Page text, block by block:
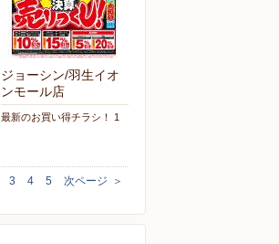
ジョーシン/羽生イオ
ンモール店
最新のお買い得チラシ！ 1
3 4 5 次ページ ＞